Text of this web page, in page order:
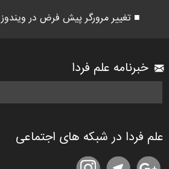
■ تغییر مرورگر پیش فرض در ویندوز 10
خبرنامه علم فردا
علم فردا در شبکه های اجتماعی